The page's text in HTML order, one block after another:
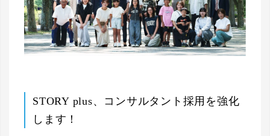
STORY plus、コンサルタント採用を強化
します！